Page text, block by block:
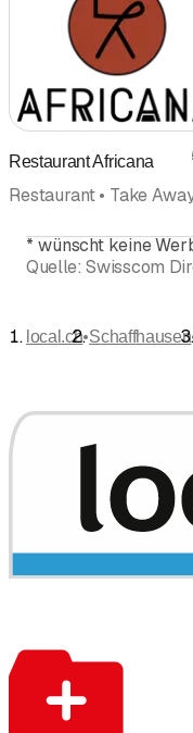
Restaurant Africana
* wünscht keine
Quelle: Swisscom
local.ch•Schaffhausen